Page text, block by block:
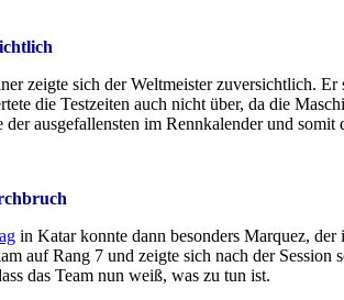
zeigte sich der Weltmeister zuversichtlich.
die Testzeiten auch nicht über, da die
ausgefallensten im Rennkalender und somit
in Katar konnte dann besonders Marquez,
auf Rang 7 und zeigte sich nach der
das Team nun weiß, was zu tun ist.